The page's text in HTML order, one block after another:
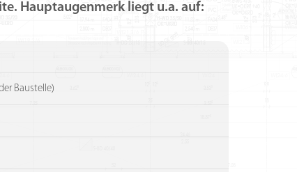
Hauptaugenmerk liegt u.a. auf:
Baustelle)